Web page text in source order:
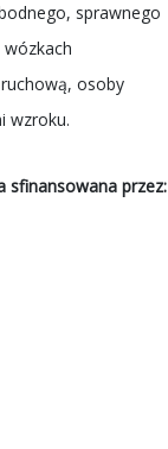
sprawnego
osoby
wzroku.
sfinansowana przez: